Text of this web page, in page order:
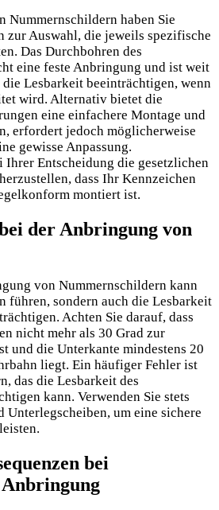
Nummernschildern haben Sie
zur Auswahl, die jeweils spezifische
Das Durchbohren des
eine feste Anbringung und ist weit
Lesbarkeit beeinträchtigen, wenn
wird. Alternativ bietet die
eine einfachere Montage und
erfordert jedoch möglicherweise
gewisse Anpassung.
Ihrer Entscheidung die gesetzlichen
dass Ihr Kennzeichen
montiert ist.
der Anbringung von
von Nummernschildern kann
führen, sondern auch die Lesbarkeit
Achten Sie darauf, dass
nicht mehr als 30 Grad zur
und die Unterkante mindestens 20
liegt. Ein häufiger Fehler ist
das die Lesbarkeit des
kann. Verwenden Sie stets
Unterlegscheiben, um eine sichere
bei
Anbringung